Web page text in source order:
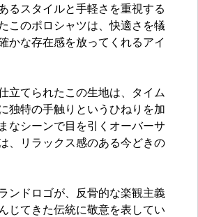
るスタイルと手軽さを重視する
このポロシャツは、快適さを犠
かな存在感を放ってくれるアイ
立てられたこの生地は、タイム
独特の手触りというひねりを加
なシーンで目を引くオーバーサ
、リラックス感のある今どきの
ンドロゴが、反骨的な楽観主義
じてきた伝統に敬意を表してい